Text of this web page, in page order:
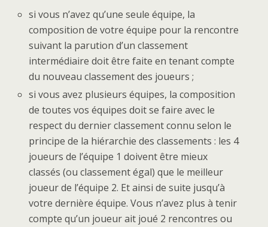
si vous n’avez qu’une seule équipe, la
composition de votre équipe pour la rencontre
suivant la parution d’un classement
intermédiaire doit être faite en tenant compte
du nouveau classement des joueurs ;
si vous avez plusieurs équipes, la composition
de toutes vos équipes doit se faire avec le
respect du dernier classement connu selon le
principe de la hiérarchie des classements : les 4
joueurs de l’équipe 1 doivent être mieux
classés (ou classement égal) que le meilleur
joueur de l’équipe 2. Et ainsi de suite jusqu’à
votre dernière équipe. Vous n’avez plus à tenir
compte qu’un joueur ait joué 2 rencontres ou